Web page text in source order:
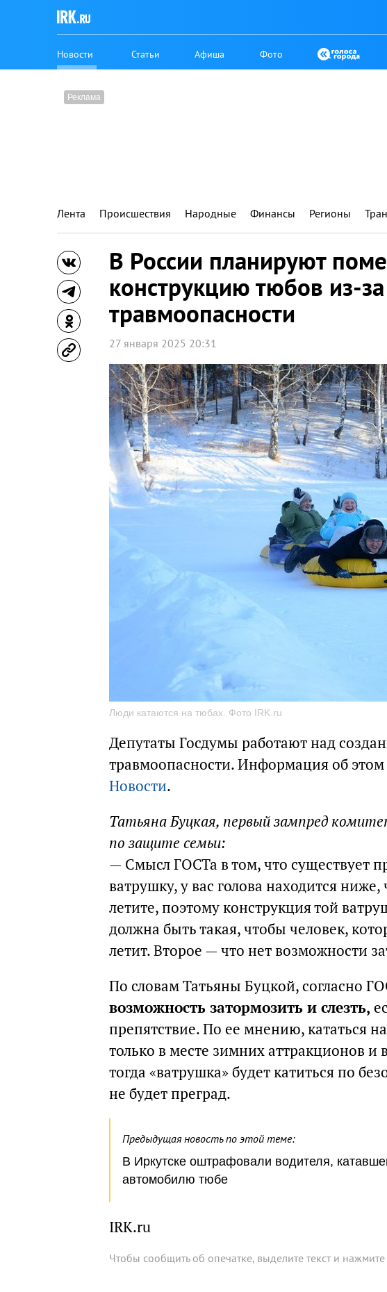
Новости Статьи Афиша Фото
Лента Происшествия Народные Финансы Регионы
В России планируют
конструкцию тюбов из-
травмоопасности
27 января 2025 20:31
Люди катаются на тюбах. Фото IRK.ru
Депутаты Госдумы работают над
травмоопасности. Информация об этом
Новости.
Татьяна Буцкая, первый зампред
по защите семьи:
— Смысл ГОСТа в том, что существует
ватрушку, у вас голова находится
летите, поэтому конструкция той
должна быть такая, чтобы человек,
летит. Второе — что нет возможности
По словам Татьяны Буцкой, согласно
возможность затормозить и слезть,
препятствие. По ее мнению, кататься
только в месте зимних аттракционов и
тогда «ватрушка» будет катиться по
не будет преград.
Предыдущая новость по этой теме:
В Иркутске оштрафовали водителя,
автомобилю тюбе
IRK.ru
Чтобы сообщить об опечатке, выделите текст и нажмите